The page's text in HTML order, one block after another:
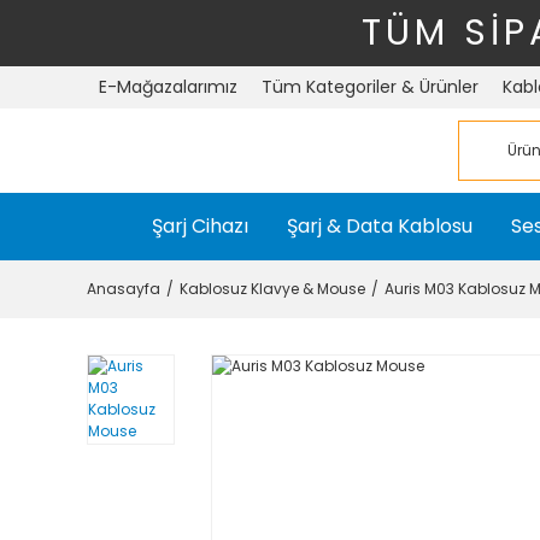
TÜM
E-Mağazalarımız Tüm Kategoriler & Ürünler
Şarj Cihazı Şarj & Data Kablosu
Anasayfa Kablosuz Klavye & Mouse Auris M03 Kablosuz